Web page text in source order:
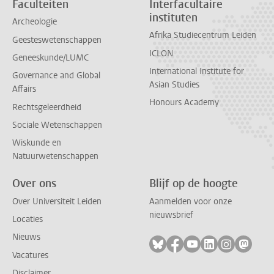
Faculteiten
Archeologie
Geesteswetenschappen
Geneeskunde/LUMC
Governance and Global
Affairs
Rechtsgeleerdheid
Sociale Wetenschappen
Wiskunde en
Natuurwetenschappen
Interfacultaire
instituten
Afrika Studiecentrum Leiden
ICLON
International Institute for
Asian Studies
Honours Academy
Over ons
Over Universiteit Leiden
Locaties
Nieuws
Vacatures
Blijf op de hoogte
Aanmelden voor onze
nieuwsbrief
Volg ons op bluesky
Volg ons op facebook
Volg ons op
Volg ons op
Volg ons
Volg